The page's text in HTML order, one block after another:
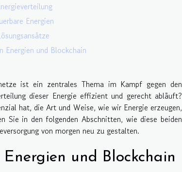
Energien
Energien und Blockchain
ist ein zentrales Thema im Kampf gegen den
dieser Energie effizient und gerecht abläuft?
hat, die Art und Weise, wie wir Energie erzeugen,
Sie in den folgenden Abschnitten, wie diese beiden
von morgen neu zu gestalten.
und Blockchain